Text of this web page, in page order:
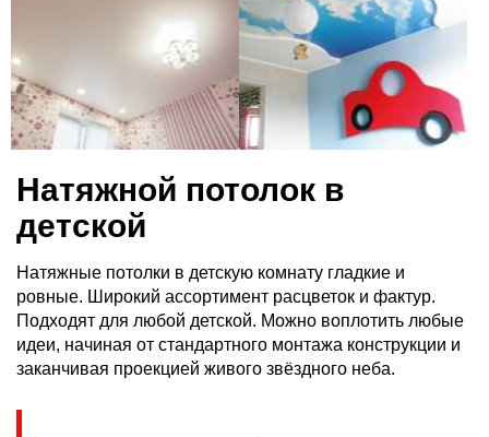
Натяжной потолок в
детской
Натяжные потолки в детскую комнату гладкие и
ровные. Широкий ассортимент расцветок и фактур.
Подходят для любой детской. Можно воплотить любые
идеи, начиная от стандартного монтажа конструкции и
заканчивая проекцией живого звёздного неба.